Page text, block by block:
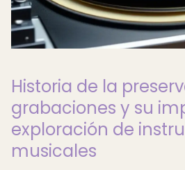
Historia de la
grabaciones y su
exploración de
musicales